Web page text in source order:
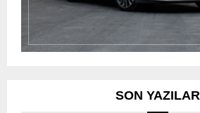
SON YAZILAR